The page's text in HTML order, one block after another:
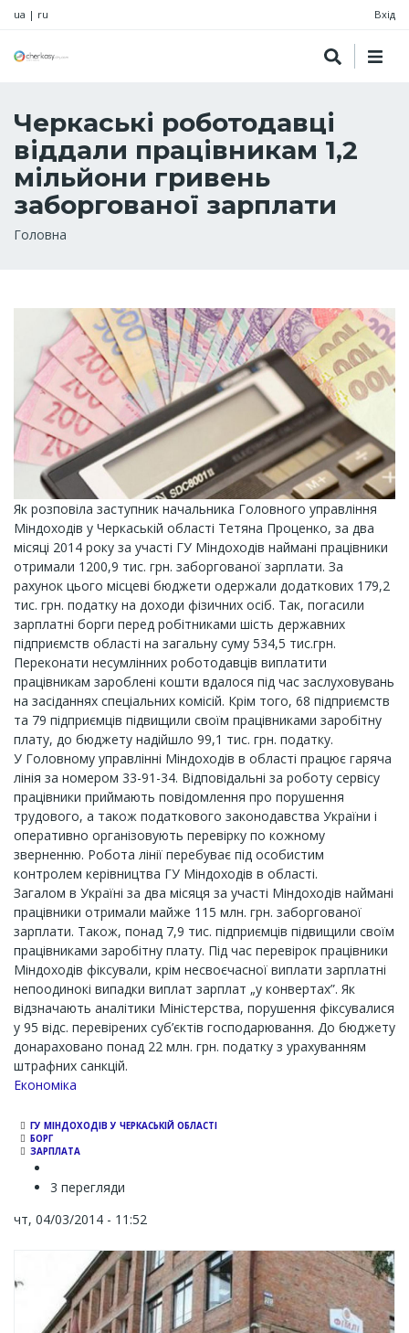
ua | ru Вхід
Черкаські роботодавці
віддали працівникам 1,2
мільйони гривень
заборгованої зарплати
Рядок
Головна
Як розповіла заступник начальника Головного управління
Міндоходів у Черкаській області Тетяна Проценко, за два
місяці 2014 року за участі ГУ Міндоходів наймані працівники
отримали 1200,9 тис. грн. заборгованої зарплати. За
рахунок цього місцеві бюджети одержали додаткових 179,2
тис. грн. податку на доходи фізичних осіб. Так, погасили
зарплатні борги перед робітниками шість державних
підприємств області на загальну суму 534,5 тис.грн.
Переконати несумлінних роботодавців виплатити
працівникам зароблені кошти вдалося під час заслуховувань
на засіданнях спеціальних комісій. Крім того, 68 підприємств
та 79 підприємців підвищили своїм працівниками заробітну
плату, до бюджету надійшло 99,1 тис. грн. податку.
У Головному управлінні Міндоходів в області працює гаряча
лінія за номером 33-91-34. Відповідальні за роботу сервісу
працівники приймають повідомлення про порушення
трудового, а також податкового законодавства України і
оперативно організовують перевірку по кожному
зверненню. Робота лінії перебуває під особистим
контролем керівництва ГУ Міндоходів в області.
Загалом в Україні за два місяця за участі Міндоходів наймані
працівники отримали майже 115 млн. грн. заборгованої
зарплати. Також, понад 7,9 тис. підприємців підвищили своїм
працівниками заробітну плату. Під час перевірок працівники
Міндоходів фіксували, крім несвоєчасної виплати зарплатні
непоодинокі випадки виплат зарплат „у конвертах”. Як
відзначають аналітики Міністерства, порушення фіксувалися
у 95 відс. перевірених суб’єктів господарювання. До бюджету
донараховано понад 22 млн. грн. податку з урахуванням
штрафних санкцій.
Економіка
ГУ МІНДОХОДІВ У ЧЕРКАСЬКІЙ ОБЛАСТІ
БОРГ
ЗАРПЛАТА
3 перегляди
чт, 04/03/2014 - 11:52